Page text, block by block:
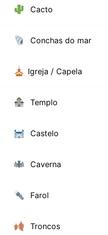
Cacto
Conchas do mar
Igreja / Capela
Templo
Castelo
Caverna
Farol
Troncos